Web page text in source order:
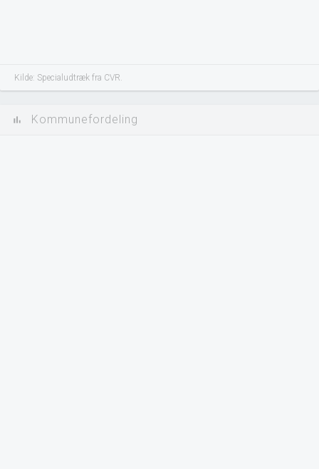
Kilde: Specialudtræk fra CVR.
bar_chart Kommunefordeling